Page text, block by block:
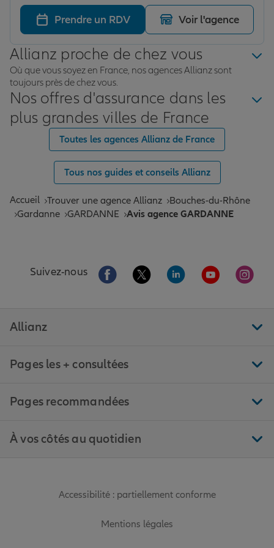
Prendre un RDV Voir l'agence
Allianz proche de chez vous
Où que vous soyez en France, nos agences Allianz sont
toujours près de chez vous.
Nos offres d'assurance dans les
plus grandes villes de France
Toutes les agences Allianz de France
Tous nos guides et conseils Allianz
Accueil Trouver une agence Allianz
Bouches-du-Rhône
Gardanne GARDANNE Avis agence GARDANNE
Suivez-nous Aller sur la page Facebook de Allianz
Aller sur la page Twitter de
Aller sur la page
Aller sur la
Aller
Allianz
Pages les + consultées
Pages recommandées
À vos côtés au quotidien
Accessibilité : partiellement conforme
Mentions légales